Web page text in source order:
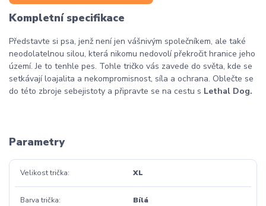
Kompletní specifikace
Představte si psa, jenž není jen vášnivým společníkem, ale také
neodolatelnou silou, která nikomu nedovolí překročit hranice jeho
území. Je to tenhle pes. Tohle tričko vás zavede do světa, kde se
setkávají loajalita a nekompromisnost, síla a ochrana. Oblečte se
do této zbroje sebejistoty a připravte se na cestu s Lethal Dog.
Parametry
Velikost trička XL
Barva trička Bílá